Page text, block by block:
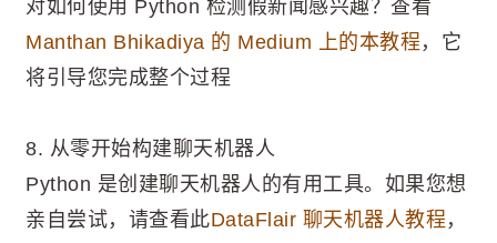
对如何使用 Python 检测假新闻感兴趣？查看
Manthan Bhikadiya 的 Medium 上的本教程 ，它
将引导您完成整个过程
8. 从零开始构建聊天机器人
Python 是创建聊天机器人的有用工具。如果您想
亲自尝试，请查看此DataFlair 聊天机器人教程 ，